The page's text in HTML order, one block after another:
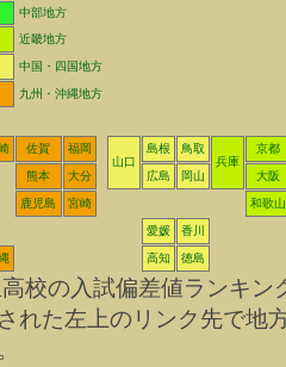
中部地方
近畿地方
中国・四国地方
九州・沖縄地方
佐賀
福岡
山口
島根
鳥取
兵庫
京都
熊本 大分 広島 岡山 大阪
鹿児島 宮崎 和歌山
愛媛 香川
高知 徳島
の入試偏差値ランキン
れた左上のリンク先で